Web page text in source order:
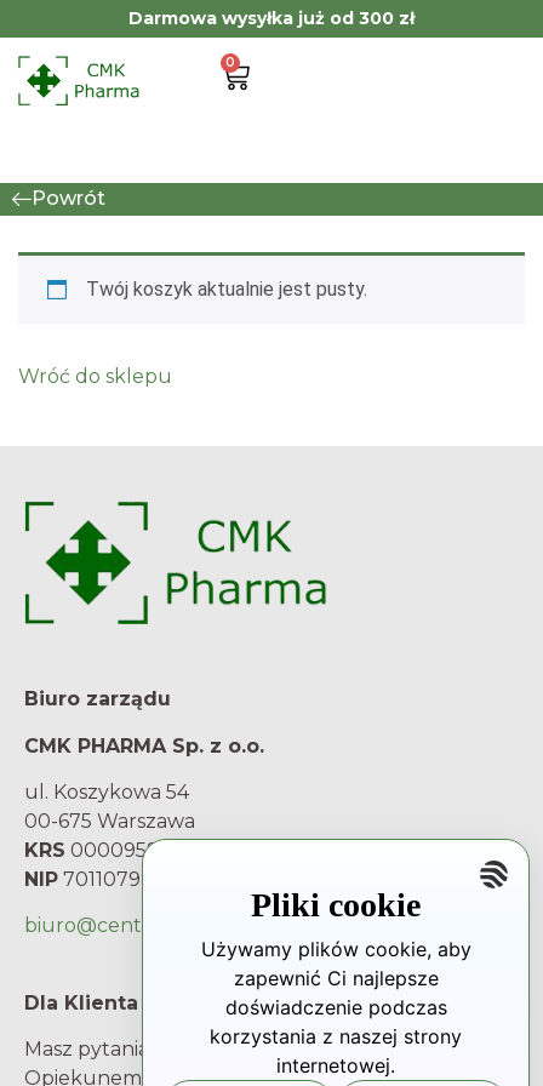
Darmowa wysyłka już od 300 zł
0
Powrót
Twój koszyk aktualnie jest pusty.
Wróć do sklepu
Biuro zarządu
CMK PHARMA Sp. z o.o.
ul. Koszykowa 54
00-675 Warszawa
KRS 0000959251
NIP 7011079842
biuro@centrum-mk.pl
Dla Klienta
Masz pytania i wątpliwości? Porozmawiaj z
Opiekunem Klienta.
Pliki cookie
Używamy plików cookie, aby
zapewnić Ci najlepsze
doświadczenie podczas
korzystania z naszej strony
internetowej.